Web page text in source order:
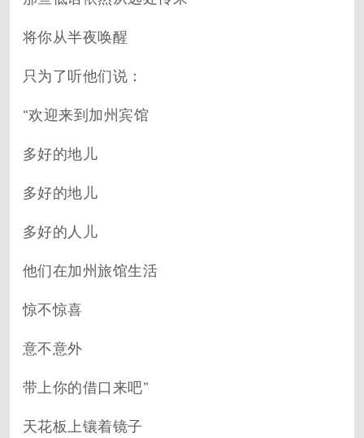
将你从半夜唤醒
只为了听他们说：
“欢迎来到加州宾馆
多好的地儿
多好的地儿
多好的人儿
他们在加州旅馆生活
惊不惊喜
意不意外
带上你的借口来吧”
天花板上镶着镜子